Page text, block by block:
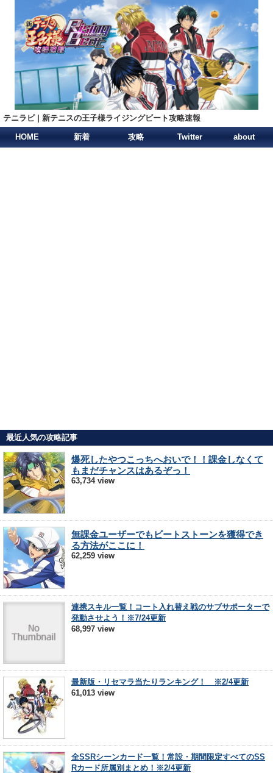
テニラビ | 新テニスの王子様ライジングビート攻略速報
HOME 新着 攻略 Twitter about
最近人気の攻略記事
爆死したやつこっちへおいで！！課金しなくて
もまだチャンスはあるぞっ！
63,734 view
無課金ユーザーでもビートストーンを獲得でき
る方法がここに！
62,259 view
連携スキル一覧！コート入れ替え戦のサブサポーターで
発動させよう！※7/24更新
68,997 view
最新版・リセマラ当たりランキング！ ※2/4更新
61,013 view
全SSRシーンカード一覧！常設・期間限定すべてのSS
Rカード所属別まとめ！※2/4更新